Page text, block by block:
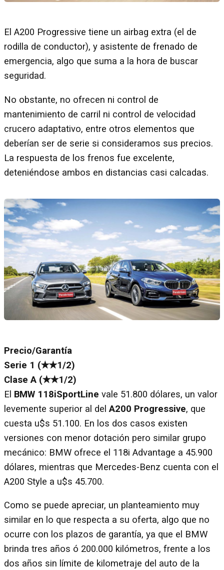
El A200 Progressive tiene un airbag extra (el de
rodilla de conductor), y asistente de frenado de
emergencia, algo que suma a la hora de buscar
seguridad.
No obstante, no ofrecen ni control de
mantenimiento de carril ni control de velocidad
crucero adaptativo, entre otros elementos que
deberían ser de serie si consideramos sus precios.
La respuesta de los frenos fue excelente,
deteniéndose ambos en distancias casi calcadas.
Precio/Garantía
Serie 1 (✭✭1/2)
Clase A (✭✭1/2)
El BMW 118iSportLine vale 51.800 dólares, un valor
levemente superior al delA200 Progressive, que
cuesta u$s 51.100. En los dos casos existen
versiones con menor dotación pero similar grupo
mecánico: BMW ofrece el 118i Advantage a 45.900
dólares, mientras que Mercedes-Benz cuenta con el
A200 Style a u$s 45.700.
Como se puede apreciar, un planteamiento muy
similar en lo que respecta a su oferta, algo que no
ocurre con los plazos de garantía, ya que el BMW
brinda tres años ó 200.000 kilómetros, frente a los
dos años sin límite de kilometraje del auto de la